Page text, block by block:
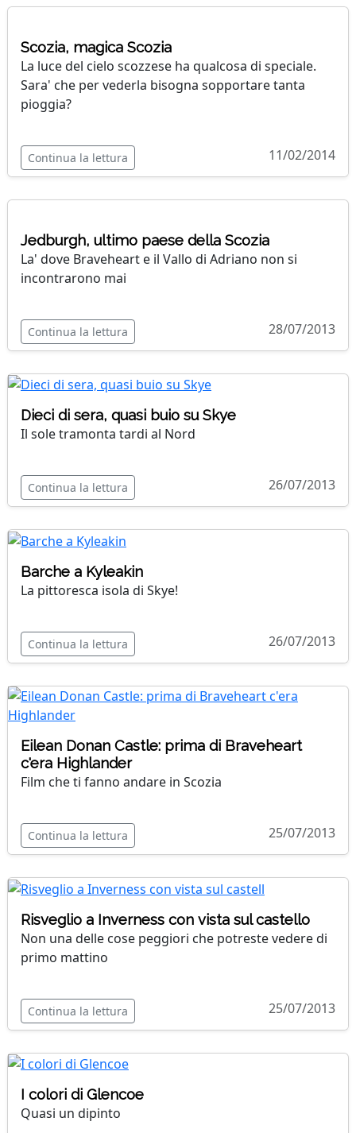
Scozia, magica Scozia
La luce del cielo scozzese ha qualcosa di speciale.
Sara' che per vederla bisogna sopportare tanta
pioggia?
Continua la lettura 11/02/2014
Jedburgh, ultimo paese della Scozia
La' dove Braveheart e il Vallo di Adriano non si
incontrarono mai
Continua la lettura 28/07/2013
Dieci di sera, quasi buio su Skye
Il sole tramonta tardi al Nord
Continua la lettura 26/07/2013
Barche a Kyleakin
La pittoresca isola di Skye!
Continua la lettura 26/07/2013
Eilean Donan Castle: prima di Braveheart
c'era Highlander
Film che ti fanno andare in Scozia
Continua la lettura 25/07/2013
Risveglio a Inverness con vista sul castello
Non una delle cose peggiori che potreste vedere di
primo mattino
Continua la lettura 25/07/2013
I colori di Glencoe
Quasi un dipinto